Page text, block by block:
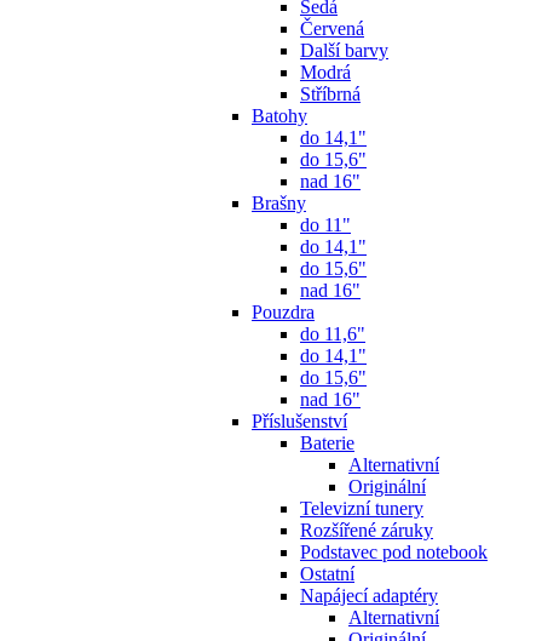
Šedá
Červená
Další barvy
Modrá
Stříbrná
Batohy
do 14,1"
do 15,6"
nad 16"
Brašny
do 11"
do 14,1"
do 15,6"
nad 16"
Pouzdra
do 11,6"
do 14,1"
do 15,6"
nad 16"
Příslušenství
Baterie
Alternativní
Originální
Televizní tunery
Rozšířené záruky
Podstavec pod notebook
Ostatní
Napájecí adaptéry
Alternativní